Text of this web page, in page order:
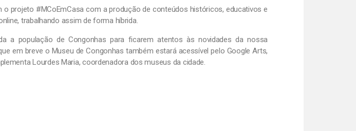
projeto #MCoEmCasa com a produção de conteúdos históricos, educativos e
trabalhando assim de forma híbrida.
a população de Congonhas para ficarem atentos às novidades da nossa
em breve o Museu de Congonhas também estará acessível pelo Google Arts,
Lourdes Maria, coordenadora dos museus da cidade.